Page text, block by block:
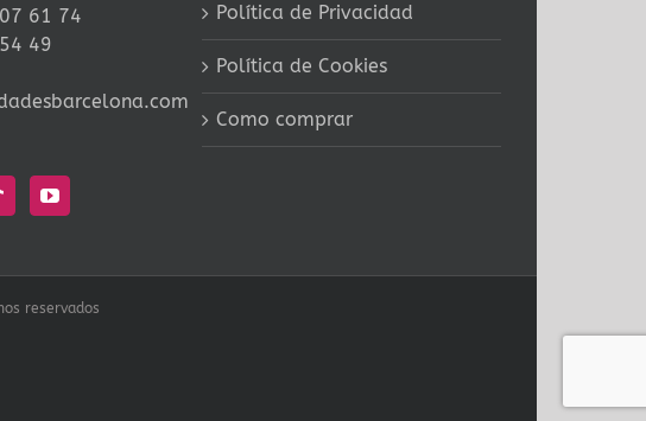
61 74
49
Política de Privacidad
Política de Cookies
Como comprar
reservados